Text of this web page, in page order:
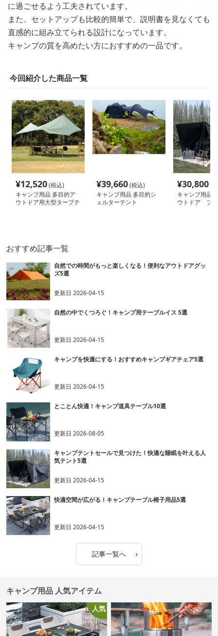
に過ごせるよう工夫されています。
また、セットアップも比較的簡単で、説明書を見なくても
直感的に組み立てられる設計になっています。
キャンプの質を高めたい方におすすめの一品です。
今回紹介した商品一覧
¥12,520(税込)
キャンプ用品 多目的ア
ウトドア用大型タープテ
¥39,660(税込)
キャンプ用品 多目的シ
ェルターテント
¥30,800
キャンプ用品
ウトドア ブ
おすすめ記事一覧
自然での時間がもっと楽しくなる！便利なアウトドアグッ
ズ5選
更新日2026-04-15
自然の中でくつろぐ！キャンプ用テーブルイス 5選
更新日2026-04-15
キャンプを快適にする！おすすめキャンプギアチェア5選
更新日2026-04-15
とことん快適！キャンプ道具テーブル10選
更新日2026-08-05
キャンプテントセールで見つけた！快適な睡眠を叶える人
気テント5選
更新日2026-04-15
快適空間が広がる！キャンプテーブル椅子用品5選
更新日2026-04-15
記事一覧へ ›
キャンプ用品 人気アイテム
人気